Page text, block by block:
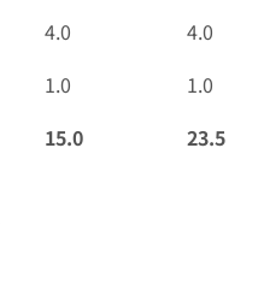
4.0
4.0
1.0
1.0
15.0 23.5